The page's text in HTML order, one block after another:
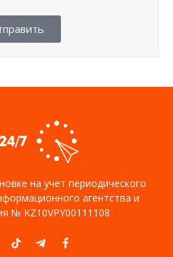
на учет периодического
агентства и
№ KZ10VPY00111108
TikTokTelegramFacebook